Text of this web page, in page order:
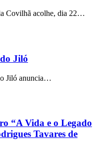
Covilhã acolhe, dia 22…
Jiló
Jiló anuncia…
“A Vida e o Legado
Tavares de